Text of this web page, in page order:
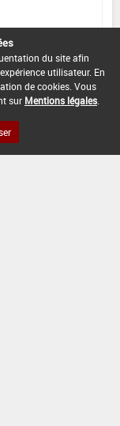
du site afin
utilisateur. En
de cookies. Vous
sur Mentions légales